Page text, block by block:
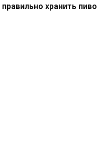
правильно хранить пиво